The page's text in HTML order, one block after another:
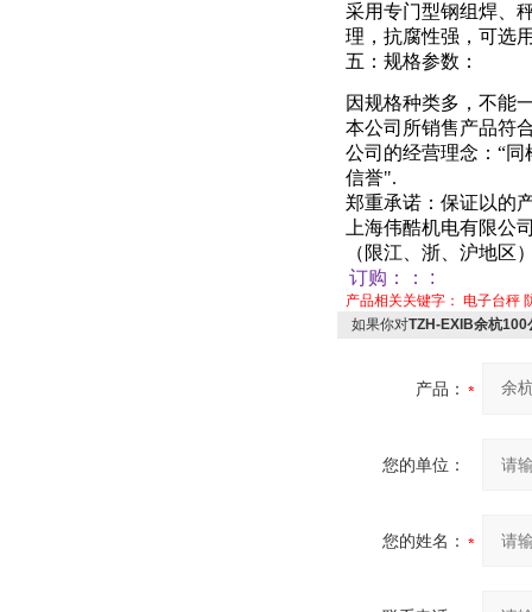
采用专门型钢组焊、
理，抗腐性强 ， 可选
五：规格参数：
因规格种类多，不能
本公司所销售产品符
公司的经营理念：“
信誉".
郑重承诺：保证以的
上海伟酷机电有限公
（限江、浙、沪地区
订购：
： :
产品相关关键字： 电子台秤
如果你对TZH-EXIB余杭100
产品：
您的单位：
您的姓名：